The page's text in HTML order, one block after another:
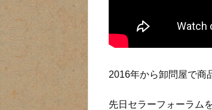
2016年から卸問屋で商
先日セラーフォーラム